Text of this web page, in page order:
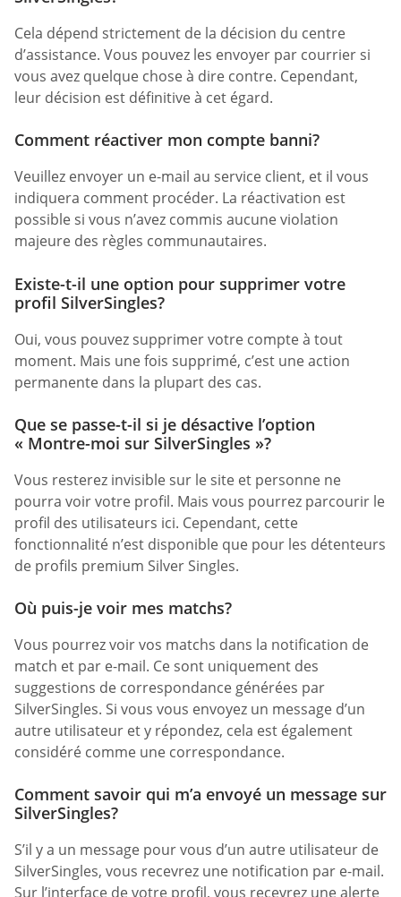
Cela dépend strictement de la décision du centre
d’assistance. Vous pouvez les envoyer par courrier si
vous avez quelque chose à dire contre. Cependant,
leur décision est définitive à cet égard.
Comment réactiver mon compte banni?
Veuillez envoyer un e-mail au service client, et il vous
indiquera comment procéder. La réactivation est
possible si vous n’avez commis aucune violation
majeure des règles communautaires.
Existe-t-il une option pour supprimer votre
profil SilverSingles?
Oui, vous pouvez supprimer votre compte à tout
moment. Mais une fois supprimé, c’est une action
permanente dans la plupart des cas.
Que se passe-t-il si je désactive l’option
« Montre-moi sur SilverSingles »?
Vous resterez invisible sur le site et personne ne
pourra voir votre profil. Mais vous pourrez parcourir le
profil des utilisateurs ici. Cependant, cette
fonctionnalité n’est disponible que pour les détenteurs
de profils premium Silver Singles.
Où puis-je voir mes matchs?
Vous pourrez voir vos matchs dans la notification de
match et par e-mail. Ce sont uniquement des
suggestions de correspondance générées par
SilverSingles. Si vous vous envoyez un message d’un
autre utilisateur et y répondez, cela est également
considéré comme une correspondance.
Comment savoir qui m’a envoyé un message sur
SilverSingles?
S’il y a un message pour vous d’un autre utilisateur de
SilverSingles, vous recevrez une notification par e-mail.
Sur l’interface de votre profil, vous recevrez une alerte